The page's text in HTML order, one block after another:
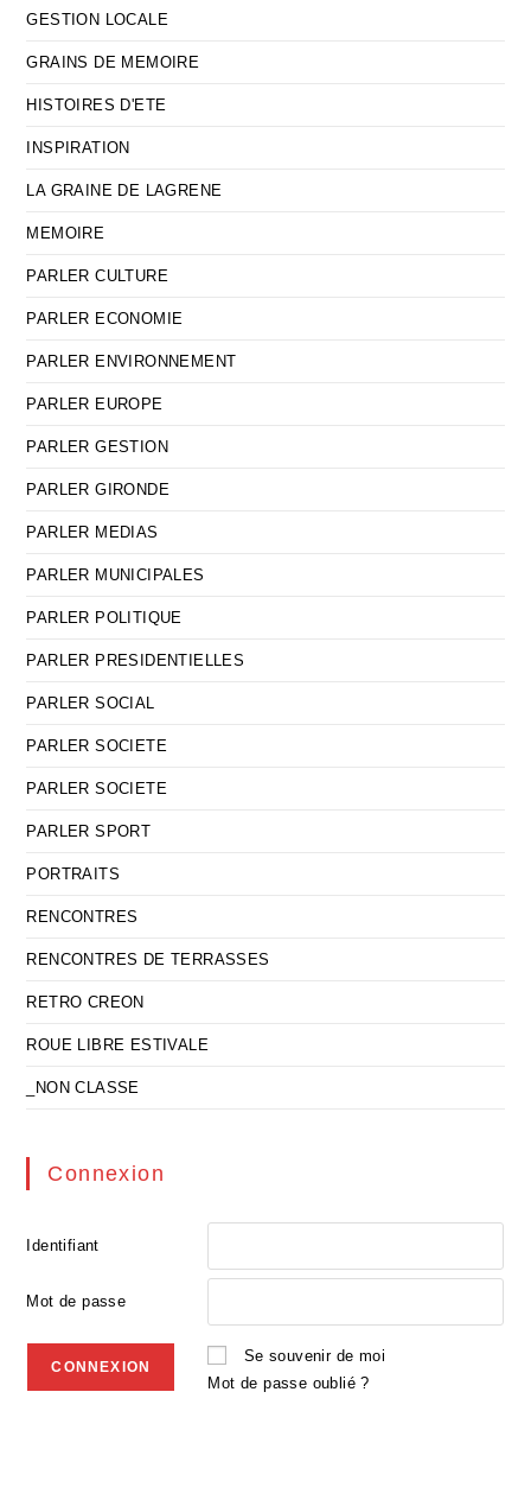
GESTION LOCALE
GRAINS DE MEMOIRE
HISTOIRES D'ETE
INSPIRATION
LA GRAINE DE LAGRENE
MEMOIRE
PARLER CULTURE
PARLER ECONOMIE
PARLER ENVIRONNEMENT
PARLER EUROPE
PARLER GESTION
PARLER GIRONDE
PARLER MEDIAS
PARLER MUNICIPALES
PARLER POLITIQUE
PARLER PRESIDENTIELLES
PARLER SOCIAL
PARLER SOCIETE
PARLER SOCIETE
PARLER SPORT
PORTRAITS
RENCONTRES
RENCONTRES DE TERRASSES
RETRO CREON
ROUE LIBRE ESTIVALE
_NON CLASSE
Connexion
Identifiant
Mot de passe
Se souvenir de moi
Mot de passe oublié ?